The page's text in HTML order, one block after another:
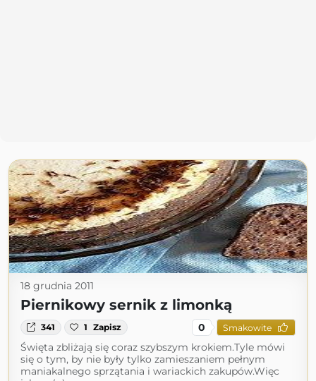
18 grudnia 2011
Piernikowy sernik z limonką
341 1 Zapisz 0 Smakowite
Święta zbliżają się coraz szybszym krokiem.Tyle mówi
się o tym, by nie były tylko zamieszaniem pełnym
maniakalnego sprzątania i wariackich zakupów.Więc